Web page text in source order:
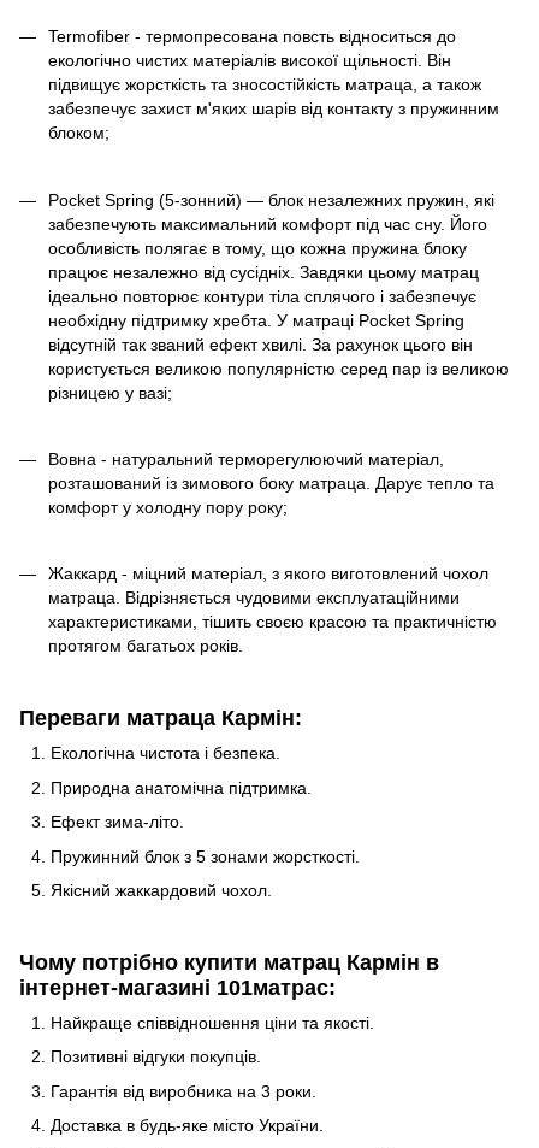
Termofiber - термопресована повсть відноситься до
екологічно чистих матеріалів високої щільності. Він
підвищує жорсткість та зносостійкість матраца, а також
забезпечує захист м'яких шарів від контакту з пружинним
блоком;
Pocket Spring (5-зонний) — блок незалежних пружин, які
забезпечують максимальний комфорт під час сну. Його
особливість полягає в тому, що кожна пружина блоку
працює незалежно від сусідніх. Завдяки цьому матрац
ідеально повторює контури тіла сплячого і забезпечує
необхідну підтримку хребта. У матраці Pocket Spring
відсутній так званий ефект хвилі. За рахунок цього він
користується великою популярністю серед пар із великою
різницею у вазі;
Вовна - натуральний терморегулюючий матеріал,
розташований із зимового боку матраца. Дарує тепло та
комфорт у холодну пору року;
Жаккард - міцний матеріал, з якого виготовлений чохол
матраца. Відрізняється чудовими експлуатаційними
характеристиками, тішить своєю красою та практичністю
протягом багатьох років.
Переваги матраца Кармін:
Екологічна чистота і безпека.
Природна анатомічна підтримка.
Ефект зима-літо.
Пружинний блок з 5 зонами жорсткості.
Якісний жаккардовий чохол.
Чому потрібно купити матрац Кармін в
інтернет-магазині 101матрас:
Найкраще співвідношення ціни та якості.
Позитивні відгуки покупців.
Гарантія від виробника на 3 роки.
Доставка в будь-яке місто України.